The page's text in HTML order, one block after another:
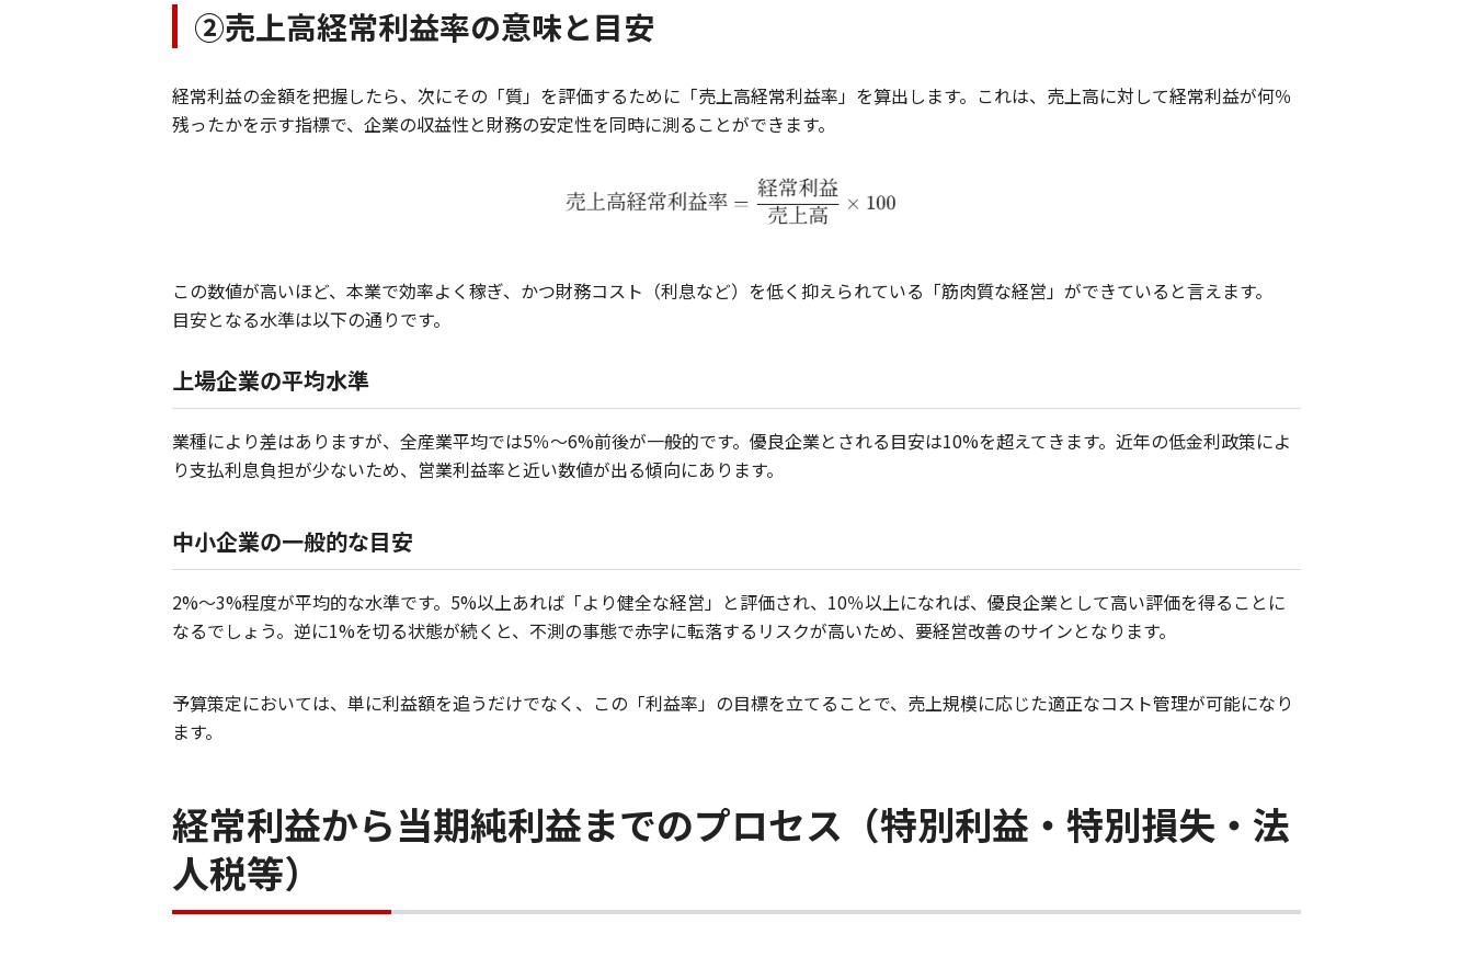
②売上高経常利益率の意味と目安
経常利益の金額を把握したら、次にその「質」を評価するために「売上高経常利益率」を算出します。これは、売上高に対して経常利益が何％
残ったかを示す指標で、企業の収益性と財務の安定性を同時に測ることができます。
この数値が高いほど、本業で効率よく稼ぎ、かつ財務コスト（利息など）を低く抑えられている「筋肉質な経営」ができていると言えます。
目安となる水準は以下の通りです。
上場企業の平均水準
業種により差はありますが、全産業平均では5％～6%前後が一般的です。優良企業とされる目安は10%を超えてきます。近年の低金利政策によ
り支払利息負担が少ないため、営業利益率と近い数値が出る傾向にあります。
中小企業の一般的な目安
2%～3%程度が平均的な水準です。5%以上あれば「より健全な経営」と評価され、10％以上になれば、優良企業として高い評価を得ることに
なるでしょう。逆に1%を切る状態が続くと、不測の事態で赤字に転落するリスクが高いため、要経営改善のサインとなります。
予算策定においては、単に利益額を追うだけでなく、この「利益率」の目標を立てることで、売上規模に応じた適正なコスト管理が可能になり
ます。
経常利益から当期純利益までのプロセス（特別利益・特別損失・法
人税等）